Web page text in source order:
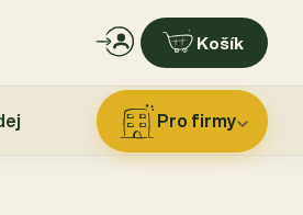
Košík
Pro firmy